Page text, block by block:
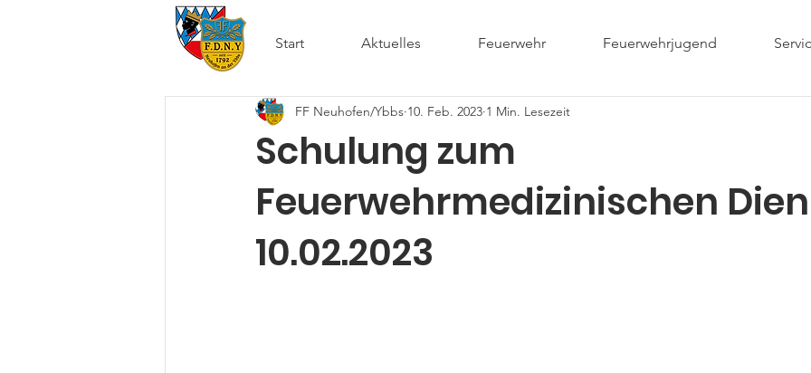
Start Aktuelles Feuerwehr Feuerwehrjugend
Schulung zum
Feuerwehrmedizinischen
10.02.2023
FF Neuhofen/Ybbs 10. Feb. 2023 1 Min. Lesezeit